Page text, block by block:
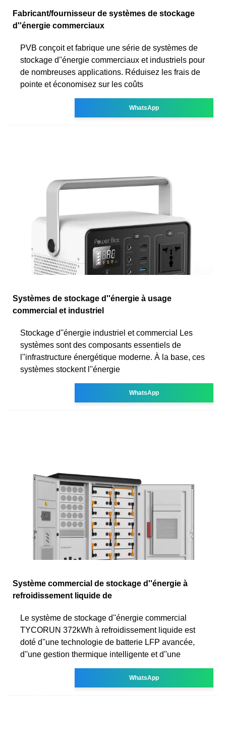
Fabricant/fournisseur de systèmes de stockage
d''énergie commerciaux
PVB conçoit et fabrique une série de systèmes de
stockage d''énergie commerciaux et industriels pour
de nombreuses applications. Réduisez les frais de
pointe et économisez sur les coûts
WhatsApp
Systèmes de stockage d''énergie à usage
commercial et industriel
Stockage d''énergie industriel et commercial Les
systèmes sont des composants essentiels de
l''infrastructure énergétique moderne. À la base, ces
systèmes stockent l''énergie
WhatsApp
Système commercial de stockage d''énergie à
refroidissement liquide de
Le système de stockage d''énergie commercial
TYCORUN 372kWh à refroidissement liquide est
doté d''une technologie de batterie LFP avancée,
d''une gestion thermique intelligente et d''une
WhatsApp